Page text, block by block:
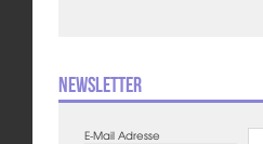
Newsletter
E-Mail Adresse